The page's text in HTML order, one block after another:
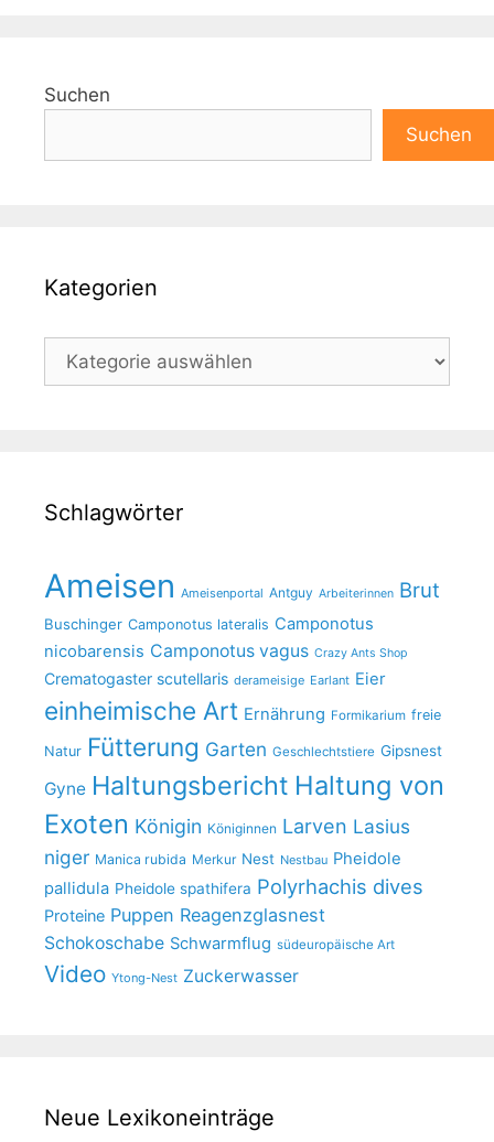
Suchen
Suchen
Kategorien
Kategorien
Schlagwörter
Ameisen Ameisenportal Antguy Arbeiterinnen Brut
Buschinger Camponotus lateralis Camponotus
nicobarensis Camponotus vagus Crazy Ants Shop
Crematogaster scutellaris derameisige Earlant Eier
einheimische Art Ernährung Formikarium freie
Natur Fütterung Garten Geschlechtstiere Gipsnest
Gyne Haltungsbericht Haltung von
Exoten Königin Königinnen Larven Lasius
niger Manica rubida Merkur Nest Nestbau Pheidole
pallidula Pheidole spathifera Polyrhachis dives
Proteine Puppen Reagenzglasnest
Schokoschabe Schwarmflug südeuropäische Art
Video Ytong-Nest Zuckerwasser
Neue Lexikoneinträge